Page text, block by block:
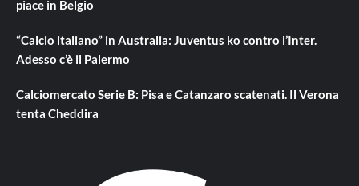
piace in Belgio
“Calcio italiano” in Australia: Juventus ko contro l’Inter.
Adesso c’è il Palermo
Calciomercato Serie B: Pisa e Catanzaro scatenati. Il Verona
tenta Cheddira